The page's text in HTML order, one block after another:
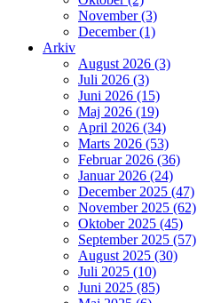
November (3)
December (1)
Arkiv
August 2026 (3)
Juli 2026 (3)
Juni 2026 (15)
Maj 2026 (19)
April 2026 (34)
Marts 2026 (53)
Februar 2026 (36)
Januar 2026 (24)
December 2025 (47)
November 2025 (62)
Oktober 2025 (45)
September 2025 (57)
August 2025 (30)
Juli 2025 (10)
Juni 2025 (85)